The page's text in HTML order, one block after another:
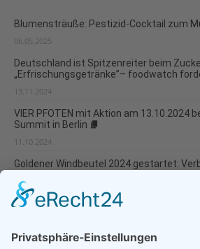
Blumensträuße: Pestizid-Cocktail zum
06.05.2025
Deutschland ist Spitzenreiter beim
„Erfrischungsgetränke”– foodwatch
13.11.2024
VIER PFOTEN mit Aktion am 13.10.2024
Summit in Berlin
11.10.2024
Goldener Windbeutel 2024 gestartet:
06.06.2024